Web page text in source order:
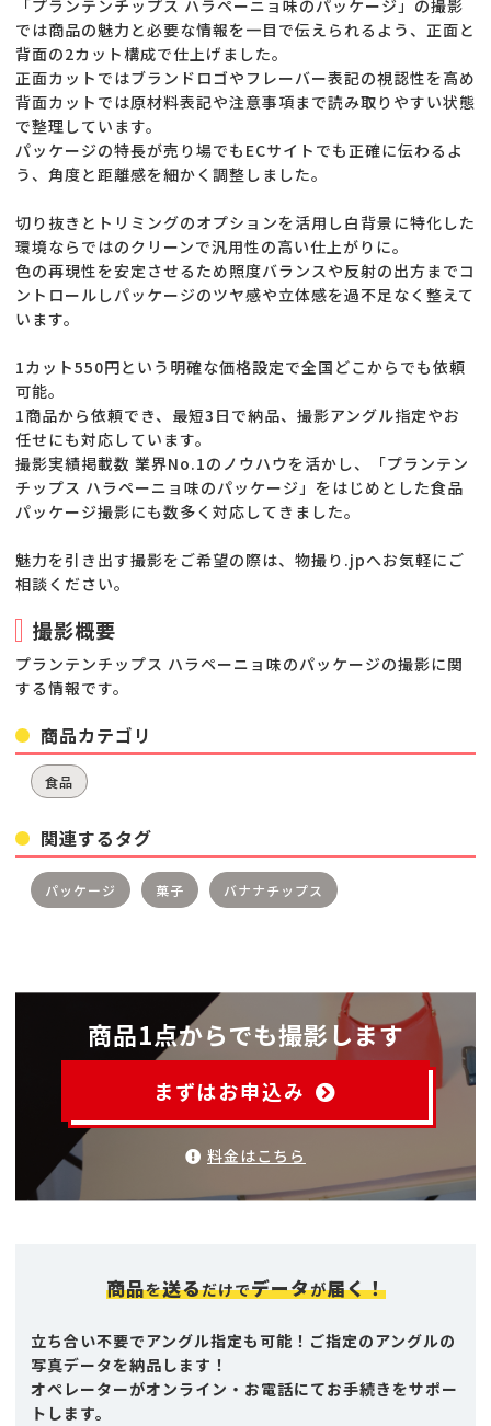
「プランテンチップス ハラペーニョ味のパッケージ」の撮影
では商品の魅力と必要な情報を一目で伝えられるよう、正面と
背面の2カット構成で仕上げました。
正面カットではブランドロゴやフレーバー表記の視認性を高め
背面カットでは原材料表記や注意事項まで読み取りやすい状態
で整理しています。
パッケージの特長が売り場でもECサイトでも正確に伝わるよ
う、角度と距離感を細かく調整しました。
切り抜きとトリミングのオプションを活用し白背景に特化した
環境ならではのクリーンで汎用性の高い仕上がりに。
色の再現性を安定させるため照度バランスや反射の出方までコ
ントロールしパッケージのツヤ感や立体感を過不足なく整えて
います。
1カット550円という明確な価格設定で全国どこからでも依頼
可能。
1商品から依頼でき、最短3日で納品、撮影アングル指定やお
任せにも対応しています。
撮影実績掲載数 業界No.1のノウハウを活かし、「プランテン
チップス ハラペーニョ味のパッケージ」をはじめとした食品
パッケージ撮影にも数多く対応してきました。
魅力を引き出す撮影をご希望の際は、物撮り.jpへお気軽にご
相談ください。
撮影概要
プランテンチップス ハラペーニョ味のパッケージの撮影に関
する情報です。
商品カテゴリ
食品
関連するタグ
パッケージ 菓子 バナナチップス
商品1点からでも撮影します
まずはお申込み
料金はこちら
商品を送るだけでデータが届く！
立ち合い不要でアングル指定も可能！ご指定のアングルの
写真データを納品します！
オペレーターがオンライン・お電話にてお手続きをサポー
トします。